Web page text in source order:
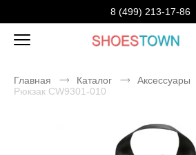
8 (499) 213-17-86
Главная Каталог Аксессуары
Рюкзак CW9301-010